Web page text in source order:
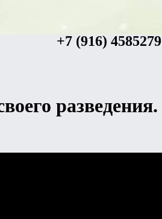
+7 (916) 4585279
разведения.